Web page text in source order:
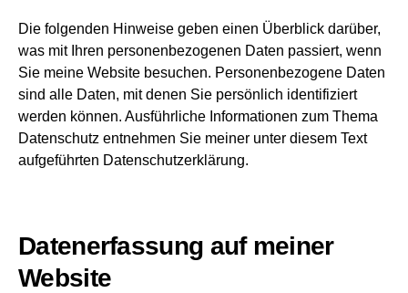
Die folgenden Hinweise geben einen Überblick darüber,
was mit Ihren personenbezogenen Daten passiert, wenn
Sie meine Website besuchen. Personenbezogene Daten
sind alle Daten, mit denen Sie persönlich identifiziert
werden können. Ausführliche Informationen zum Thema
Datenschutz entnehmen Sie meiner unter diesem Text
aufgeführten Datenschutzerklärung.
Datenerfassung auf meiner
Website